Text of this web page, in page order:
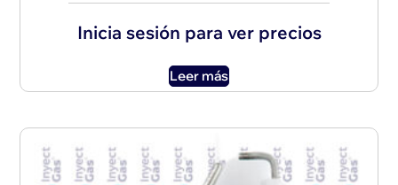
Inicia sesión para ver precios
Leer más